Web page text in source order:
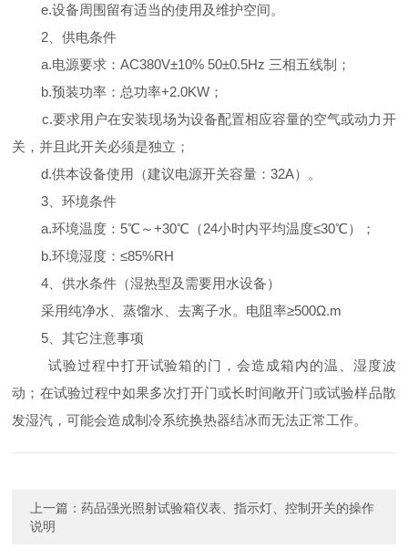
e.设备周围留有适当的使用及维护空间。
2、供电条件
a.电源要求：AC380V±10% 50±0.5Hz 三相五线制；
b.预装功率：总功率+2.0KW；
c.要求用户在安装现场为设备配置相应容量的空气或动力开
关，并且此开关必须是独立；
d.供本设备使用（建议电源开关容量：32A）。
3、环境条件
a.环境温度：5℃～+30℃（24小时内平均温度≤30℃）；
b.环境湿度：≤85%RH
4、供水条件（湿热型及需要用水设备）
采用纯净水、蒸馏水、去离子水。电阻率≥500Ω.m
5、其它注意事项
试验过程中打开试验箱的门，会造成箱内的温、湿度波
动；在试验过程中如果多次打开门或长时间敞开门或试验样品散
发湿汽，可能会造成制冷系统换热器结冰而无法正常工作。
上一篇：药品强光照射试验箱仪表、指示灯、控制开关的操作
说明